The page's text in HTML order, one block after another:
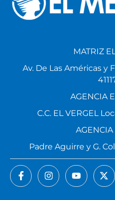
MATRIZ
Av. De Las Américas y
AGENCIA
C.C. EL VERGEL
AGENCIA
Padre Aguirre y G.